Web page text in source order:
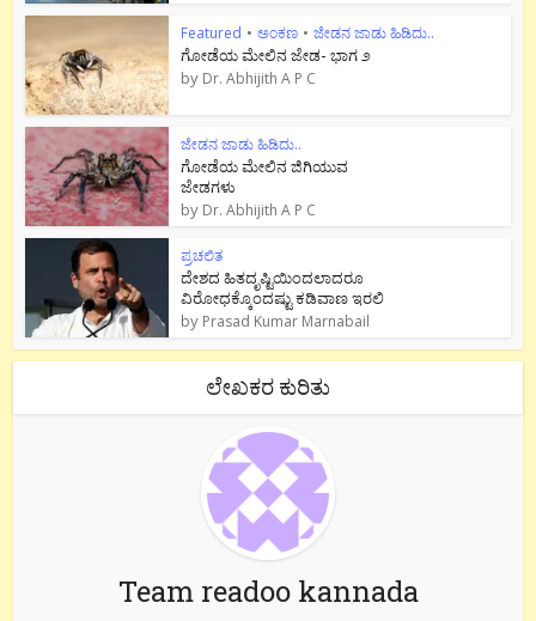
Featured • ಅಂಕಣ • ಜೇಡನ ಜಾಡು ಹಿಡಿದು..
ಗೋಡೆಯ ಮೇಲಿನ ಜೇಡ- ಭಾಗ ೨
by Dr. Abhijith A P C
ಜೇಡನ ಜಾಡು ಹಿಡಿದು..
ಗೋಡೆಯ ಮೇಲಿನ ಜಿಗಿಯುವ
ಜೇಡಗಳು
by Dr. Abhijith A P C
ಪ್ರಚಲಿತ
ದೇಶದ ಹಿತದೃಷ್ಟಿಯಿಂದಲಾದರೂ
ವಿರೋಧಕ್ಕೊಂದಷ್ಟು ಕಡಿವಾಣ ಇರಲಿ
by Prasad Kumar Marnabail
ಲೇಖಕರ ಕುರಿತು
Team readoo kannada